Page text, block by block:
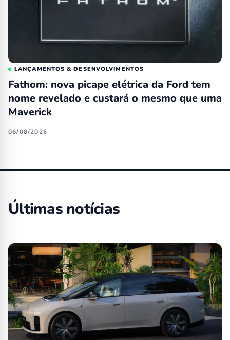
LANÇAMENTOS & DESENVOLVIMENTOS
Fathom: nova picape elétrica da Ford tem
nome revelado e custará o mesmo que uma
Maverick
06/08/2026
Últimas notícias